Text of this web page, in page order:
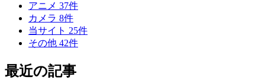
アニメ 37件
カメラ 8件
当サイト 25件
その他 42件
最近の記事